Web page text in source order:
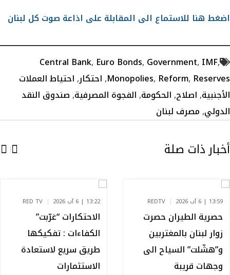
اضغط هنا للاستماع الى المقابلة على اذاعة صوت كل لبنان
Central Bank, Euro Bonds, Government, IMF,
Monopolies, Reform, Reserves
,احتكار,احتياط العملات
الأجنبية,اصلاح,الحكومة,الفجوة المصرفية,صندوق النقد
الدولي,مصرف لبنان
أخبار ذات صلة
13:59 | 6 آب 2026 REDTV
حصرية الطيران حصرت
زوار لبنان بالمغتربين
و”هشّلت” السياح الى
وجهات قريبة
13:22 | 6 آب 2026 RED TV
الاحتكارات “غرّبت”
الكفاءات : تفكيكها
طريق سريع لاستعادة
الاستثمارات